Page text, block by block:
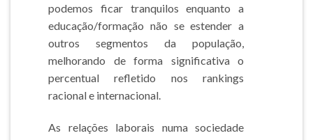
podemos ficar tranquilos enquanto a
educação/formação não se estender a
outros segmentos da população,
melhorando de forma significativa o
percentual refletido nos rankings
racional e internacional.
As relações laborais numa sociedade